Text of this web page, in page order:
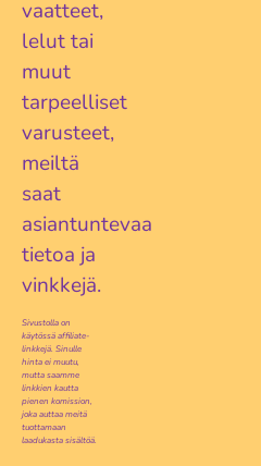
vaatteet,
lelut tai
muut
tarpeelliset
varusteet,
meiltä
saat
asiantuntevaa
tietoa ja
vinkkejä.
Sivustolla on
käytössä affiliate-
linkkejä. Sinulle
hinta ei muutu,
mutta saamme
linkkien kautta
pienen komission,
joka auttaa meitä
tuottamaan
laadukasta sisältöä.